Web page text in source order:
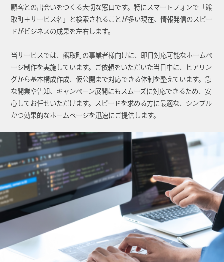
顧客との出会いをつくる大切な窓口です。特にスマートフォンで「熊
取町＋サービス名」と検索されることが多い現在、情報発信のスピー
ドがビジネスの成果を左右します。
当サービスでは、熊取町の事業者様向けに、即日対応可能なホームペ
ージ制作を実施しています。ご依頼をいただいた当日中に、ヒアリン
グから基本構成作成、仮公開まで対応できる体制を整えています。急
な開業や告知、キャンペーン展開にもスムーズに対応できるため、安
心してお任せいただけます。スピードを求める方に最適な、シンプル
かつ効果的なホームページを迅速にご提供します。